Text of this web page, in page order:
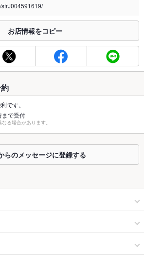
関する法律が施行されています。正しい情報はお店へお問い
strJ004591619/
お店情報をコピー
です。
まで受付
る場合があります。
らのメッセージに登録する